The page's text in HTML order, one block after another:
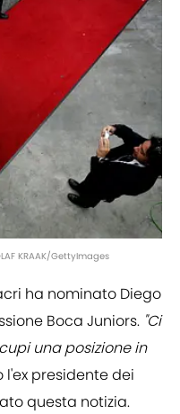
KRAAK/GettyImages
ha nominato Diego
Boca Juniors. "Ci
una posizione in
l'ex presidente dei
questa notizia.